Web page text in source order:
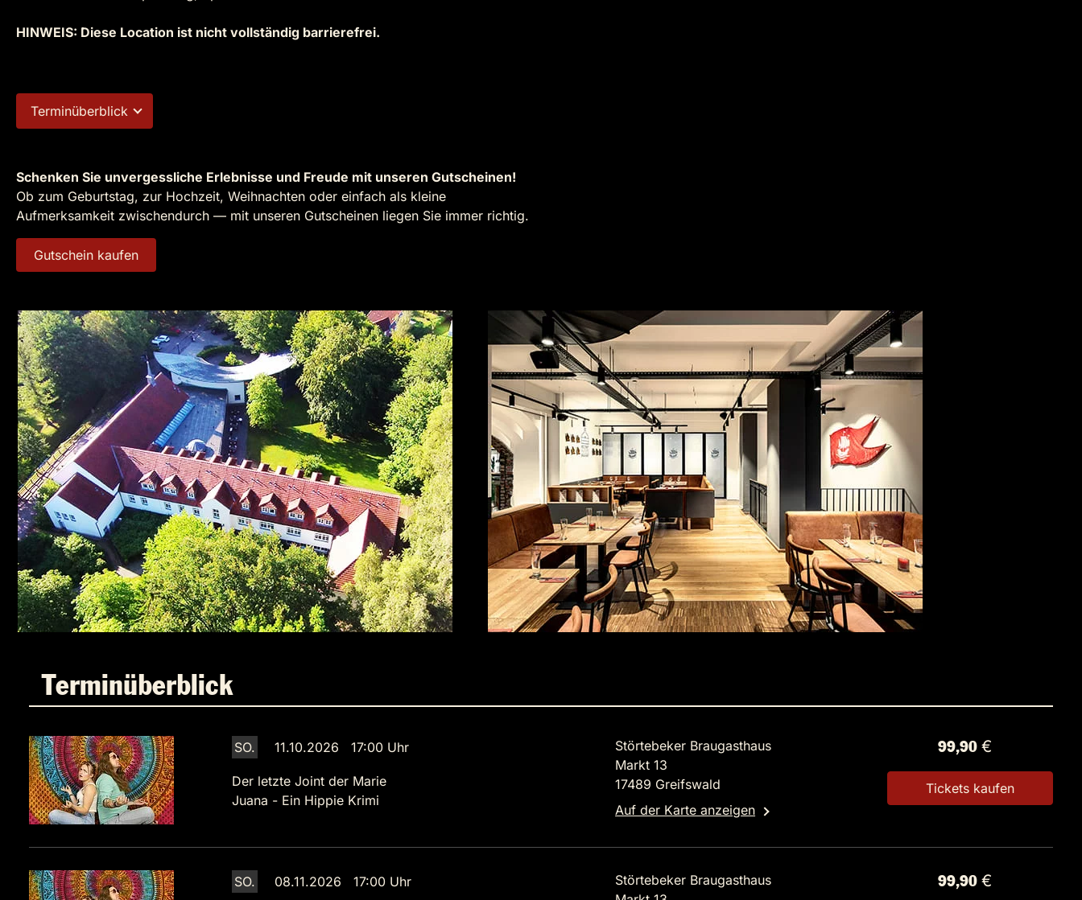
HINWEIS: Diese Location ist nicht vollständig barrierefrei.
Terminüberblick
Schenken Sie unvergessliche Erlebnisse und Freude mit unseren Gutscheinen!
Ob zum Geburtstag, zur Hochzeit, Weihnachten oder einfach als kleine
Aufmerksamkeit zwischendurch — mit unseren Gutscheinen liegen Sie immer richtig.
Gutschein kaufen
Terminüberblick
SO. 11.10.2026 17:00 Uhr
Der letzte Joint der Marie
Juana - Ein Hippie Krimi
Störtebeker Braugasthaus
Markt 13
17489 Greifswald
Auf der Karte anzeigen
99,90 €
Tickets kaufen
SO. 08.11.2026 17:00 Uhr
Störtebeker Braugasthaus
99,90 €